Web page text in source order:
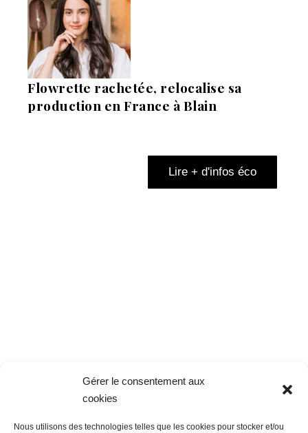
Gérer le consentement aux
cookies
Nous utilisons des technologies telles que les cookies pour stocker et/ou
Flowrette rachetée, relocalise sa
production en France à Blain
Lire + d'infos éco